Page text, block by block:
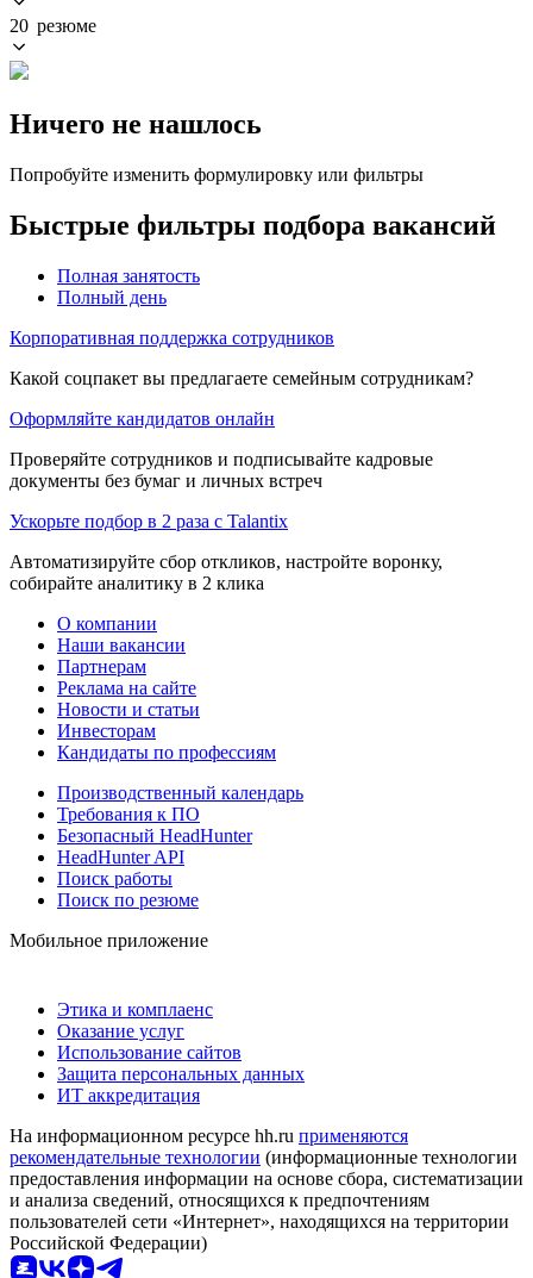
20 резюме
Ничего не нашлось
Попробуйте изменить формулировку или фильтры
Быстрые фильтры подбора вакансий
Полная занятость
Полный день
Корпоративная поддержка сотрудников
Какой соцпакет вы предлагаете семейным сотрудникам?
Оформляйте кандидатов онлайн
Проверяйте сотрудников и подписывайте кадровые
документы без бумаг и личных встреч
Ускорьте подбор в 2 раза с Talantix
Автоматизируйте сбор откликов, настройте воронку,
собирайте аналитику в 2 клика
О компании
Наши вакансии
Партнерам
Реклама на сайте
Новости и статьи
Инвесторам
Кандидаты по профессиям
Производственный календарь
Требования к ПО
Безопасный HeadHunter
HeadHunter API
Поиск работы
Поиск по резюме
Мобильное приложение
Этика и комплаенс
Оказание услуг
Использование сайтов
Защита персональных данных
ИТ аккредитация
На информационном ресурсе hh.ru применяются
рекомендательные технологии (информационные технологии
предоставления информации на основе сбора, систематизации
и анализа сведений, относящихся к предпочтениям
пользователей сети «Интернет», находящихся на территории
Российской Федерации)